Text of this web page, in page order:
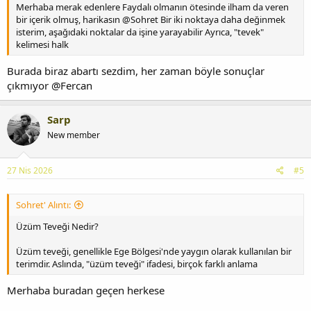
Merhaba merak edenlere Faydalı olmanın ötesinde ilham da veren
bir içerik olmuş, harikasın @Sohret Bir iki noktaya daha değinmek
isterim, aşağıdaki noktalar da işine yarayabilir Ayrıca, "tevek"
kelimesi halk
Burada biraz abartı sezdim, her zaman böyle sonuçlar
çıkmıyor @Fercan
Sarp
New member
27 Nis 2026 #5
Sohret' Alıntı:
Üzüm Teveği Nedir?
Üzüm teveği, genellikle Ege Bölgesi'nde yaygın olarak kullanılan bir
terimdir. Aslında, "üzüm teveği" ifadesi, birçok farklı anlama
Merhaba buradan geçen herkese